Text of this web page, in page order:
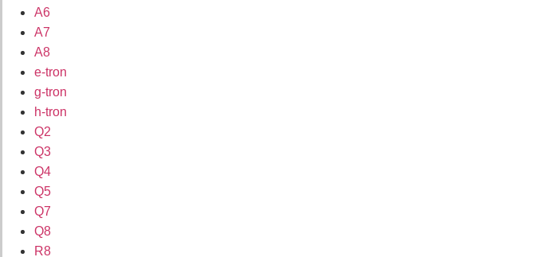
A6
A7
A8
e-tron
g-tron
h-tron
Q2
Q3
Q4
Q5
Q7
Q8
R8